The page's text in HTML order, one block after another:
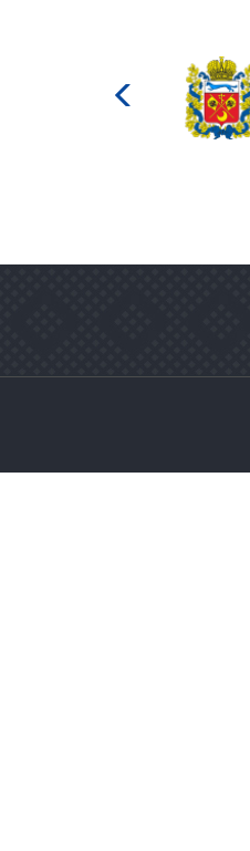
Министерство
культуры
Российской
федерации